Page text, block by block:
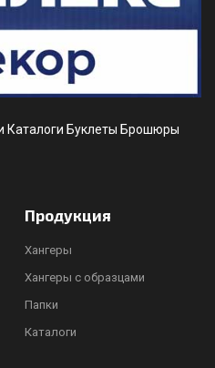
Каталоги Буклеты Брошюры
Продукция
Хангеры
Хангеры с образцами
Папки
Каталоги